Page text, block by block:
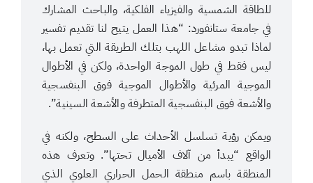
للطاقة الشمسية والفيزياء الفلكية، والباحث المشارك
في جامعة ستانفورد: “هذا العمل يتيح لنا تقديم تفسير
لماذا تبدو مشاعل اللهب بتلك الطريقة التي تعمل بها،
ليس فقط في طول الموجة الواحدة، ولكن في الأطوال
الموجية المرئية والأطوال الموجية فوق البنفسجية
والأشعة فوق البنفسجية المتطرفة والأشعة السينية”.
ويمكن رؤية تسلسل الأحداث على السطح، ولكنه في
الواقع “يبدأ من آلاف الأميال تحتها”. وتعرف هذه
المنطقة باسم منطقة الحمل الحراري العلوي الذي